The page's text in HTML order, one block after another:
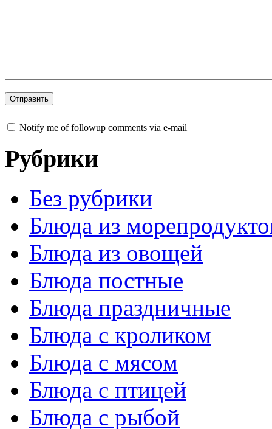
Notify me of followup comments via e-mail
Рубрики
Без рубрики
Блюда из
Блюда из овощей
Блюда постные
Блюда праздничные
Блюда с кроликом
Блюда с мясом
Блюда с птицей
Блюда с рыбой